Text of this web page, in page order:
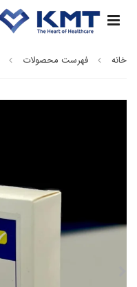
خانه فهرست محصولات